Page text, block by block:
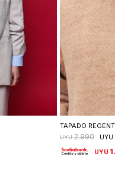
TAPADO REGENT
UYU 2.990 UYU
UYU